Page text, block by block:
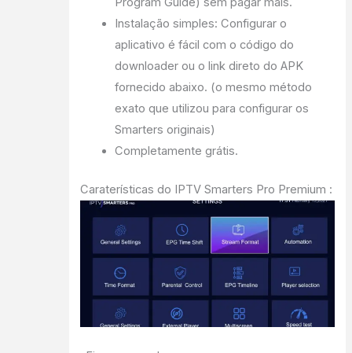
Instalação simples: Configurar o
aplicativo é fácil com o código do
downloader ou o link direto do APK
fornecido abaixo. (o mesmo método
exato que utilizou para configurar os
Smarters originais)
Completamente grátis.
Caraterísticas do IPTV Smarters Pro Premium :